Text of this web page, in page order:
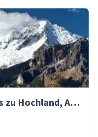
Peru Reiseführer – Tipps zu Hochland, Amazonas & Inka-Erbe